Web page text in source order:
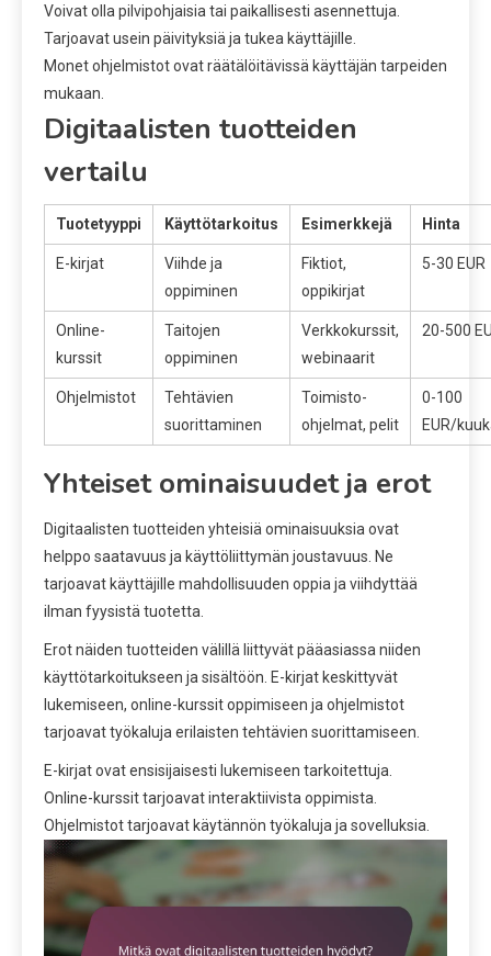
Voivat olla pilvipohjaisia tai paikallisesti asennettuja.
Tarjoavat usein päivityksiä ja tukea käyttäjille.
Monet ohjelmistot ovat räätälöitävissä käyttäjän tarpeiden
mukaan.
Digitaalisten tuotteiden
vertailu
Tuotetyyppi Käyttötarkoitus Esimerkkejä Hinta
E-kirjat
Viihde ja
oppiminen
Fiktiot,
oppikirjat
5-30 EUR
Online-
kurssit
Taitojen
oppiminen
Verkkokurssit,
webinaarit
20-500
Ohjelmistot
Tehtävien
suorittaminen
Toimisto-
ohjelmat, pelit
0-100
EUR/
Yhteiset ominaisuudet ja erot
Digitaalisten tuotteiden yhteisiä ominaisuuksia ovat
helppo saatavuus ja käyttöliittymän joustavuus. Ne
tarjoavat käyttäjille mahdollisuuden oppia ja viihdyttää
ilman fyysistä tuotetta.
Erot näiden tuotteiden välillä liittyvät pääasiassa niiden
käyttötarkoitukseen ja sisältöön. E-kirjat keskittyvät
lukemiseen, online-kurssit oppimiseen ja ohjelmistot
tarjoavat työkaluja erilaisten tehtävien suorittamiseen.
E-kirjat ovat ensisijaisesti lukemiseen tarkoitettuja.
Online-kurssit tarjoavat interaktiivista oppimista.
Ohjelmistot tarjoavat käytännön työkaluja ja sovelluksia.